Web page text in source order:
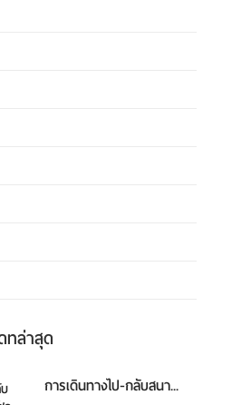
ทล่าสุด
การเดินทางไป-กลับสนา...